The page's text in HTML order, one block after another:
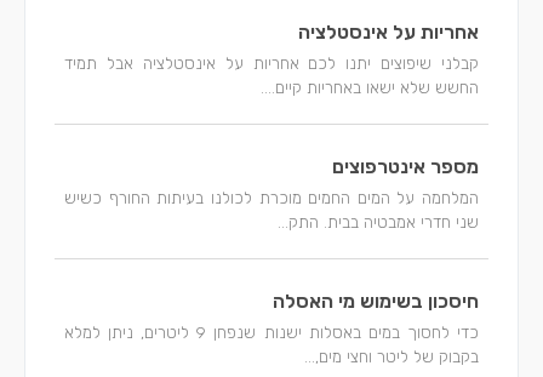
אחריות על אינסטלציה
קבלני שיפוצים יתנו לכם אחריות על אינסטלציה אבל תמיד
החשש שלא ישאו באחריות קיים....
מספר אינטרפוצים
המלחמה על המים החמים מוכרת לכולנו בעיתות החורף כשיש
שני חדרי אמבטיה בבית. התק...
חיסכון בשימוש מי האסלה
כדי לחסוך במים באסלות ישנות שנפחן 9 ליטרים, ניתן למלא
בקבוק של ליטר וחצי מים,...